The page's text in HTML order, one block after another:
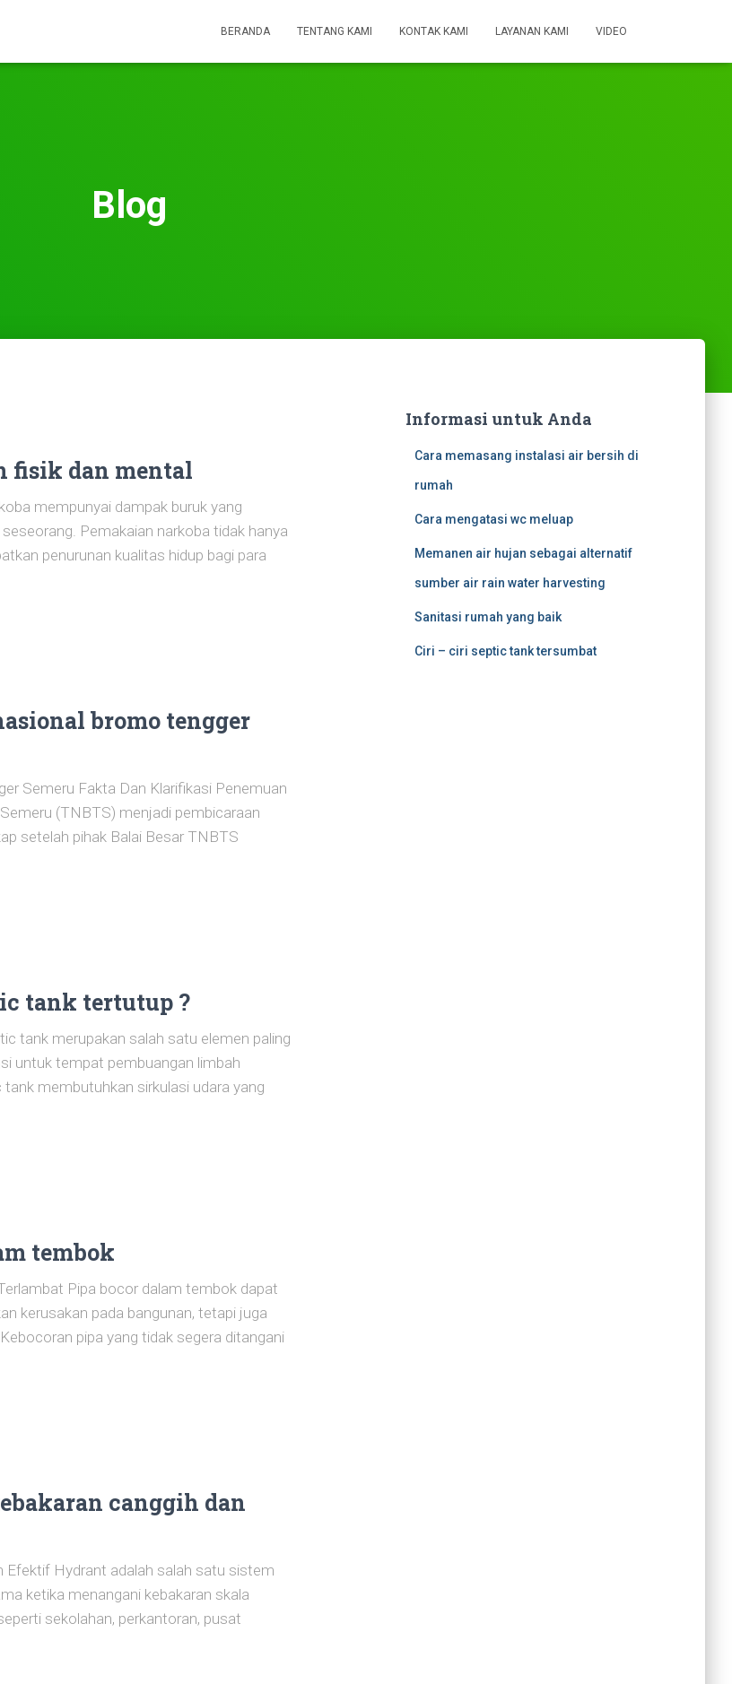
BERANDA TENTANG KAMI KONTAK KAMI LAYANAN KAMI VIDEO
Blog
fisik dan mental
mempunyai dampak buruk yang
Pemakaian narkoba tidak hanya
penurunan kualitas hidup bagi para
bromo tengger
Semeru Fakta Dan Klarifikasi Penemuan
(TNBTS) menjadi pembicaraan
setelah pihak Balai Besar TNBTS
tank tertutup ?
tank merupakan salah satu elemen paling
untuk tempat pembuangan limbah
membutuhkan sirkulasi udara yang
tembok
Pipa bocor dalam tembok dapat
kerusakan pada bangunan, tetapi juga
pipa yang tidak segera ditangani
canggih dan
Efektif Hydrant adalah salah satu sistem
ketika menangani kebakaran skala
sekolahan, perkantoran, pusat
Informasi untuk Anda
Cara memasang instalasi air bersih di
rumah
Cara mengatasi wc meluap
Memanen air hujan sebagai alternatif
sumber air rain water harvesting
Sanitasi rumah yang baik
Ciri – ciri septic tank tersumbat